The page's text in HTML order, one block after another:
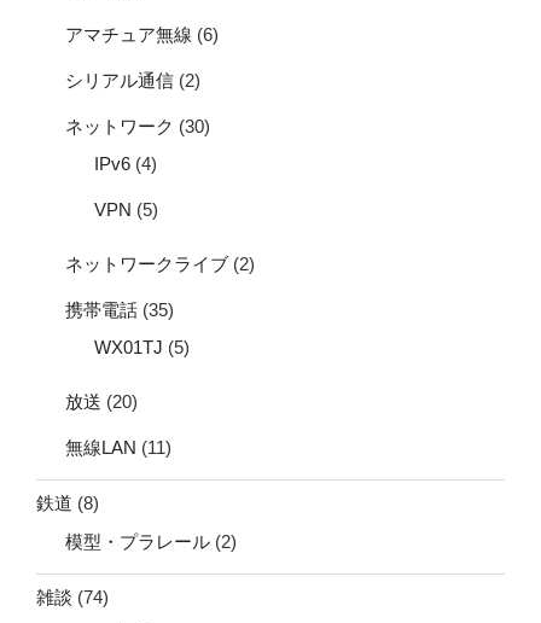
アマチュア無線 (6)
シリアル通信 (2)
ネットワーク (30)
IPv6 (4)
VPN (5)
ネットワークライブ (2)
携帯電話 (35)
WX01TJ (5)
放送 (20)
無線LAN (11)
鉄道 (8)
模型・プラレール (2)
雑談 (74)